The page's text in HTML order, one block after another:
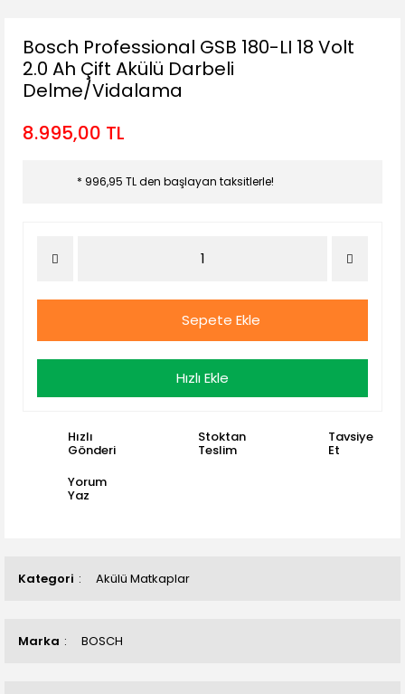
Kategori Akülü Matkaplar
Marka BOSCH
Bosch Professional GSB 180-LI 18 Volt
2.0 Ah Çift Akülü Darbeli
Delme/Vidalama
8.995,00 TL
* 996,95 TL den başlayan taksitlerle!
Sepete Ekle
Hızlı Ekle
Hızlı
Gönderi
Stoktan
Teslim
Tavsiye
Et
Yorum
Yaz